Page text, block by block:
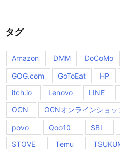
タグ
Amazon DMM DoCoMo
GOG.com GoToEat HP
itch.io
Lenovo LINE
OCN
OCNオンラインショッ
povo Qoo10 SBI
STOVE
Temu